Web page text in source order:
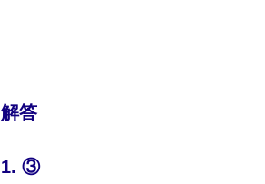
解答
1. ③